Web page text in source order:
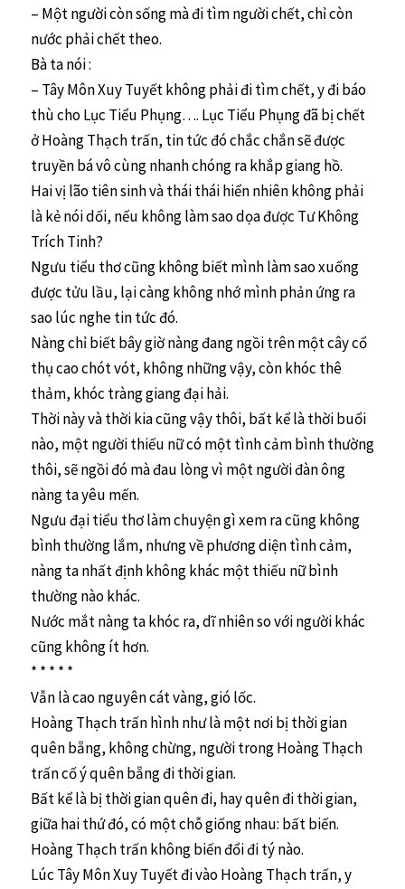
– Một người còn sống mà đi tìm người chết, chỉ còn
nước phải chết theo.
Bà ta nói :
– Tây Môn Xuy Tuyết không phải đi tìm chết, y đi báo
thù cho Lục Tiểu Phụng…. Lục Tiểu Phụng đã bị chết
ở Hoàng Thạch trấn, tin tức đó chắc chắn sẽ được
truyền bá vô cùng nhanh chóng ra khắp giang hồ.
Hai vị lão tiên sinh và thái thái hiển nhiên không phải
là kẻ nói dối, nếu không làm sao dọa được Tư Không
Trích Tinh?
Ngưu tiểu thơ cũng không biết mình làm sao xuống
được tửu lầu, lại càng không nhớ mình phản ứng ra
sao lúc nghe tin tức đó.
Nàng chỉ biết bây giờ nàng đang ngồi trên một cây cổ
thụ cao chót vót, không những vậy, còn khóc thê
thảm, khóc tràng giang đại hải.
Thời này và thời kia cũng vậy thôi, bất kể là thời buổi
nào, một người thiếu nữ có một tình cảm bình thường
thôi, sẽ ngồi đó mà đau lòng vì một người đàn ông
nàng ta yêu mến.
Ngưu đại tiểu thơ làm chuyện gì xem ra cũng không
bình thường lắm, nhưng về phương diện tình cảm,
nàng ta nhất định không khác một thiếu nữ bình
thường nào khác.
Nước mắt nàng ta khóc ra, dĩ nhiên so với người khác
cũng không ít hơn.
* * * * *
Vẫn là cao nguyên cát vàng, gió lốc.
Hoàng Thạch trấn hình như là một nơi bị thời gian
quên bẵng, không chừng, người trong Hoàng Thạch
trấn cố ý quên bẵng đi thời gian.
Bất kể là bị thời gian quên đi, hay quên đi thời gian,
giữa hai thứ đó, có một chỗ giống nhau: bất biến.
Hoàng Thạch trấn không biến đổi đi tý nào.
Lúc Tây Môn Xuy Tuyết đi vào Hoàng Thạch trấn, y